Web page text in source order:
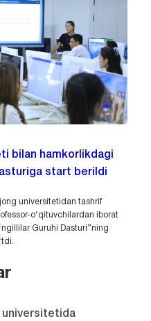
bilan hamkorlikdagi
start berildi
universitetidan tashrif
o‘qituvchilardan iborat
Guruhi Dasturi”ning
universitetida